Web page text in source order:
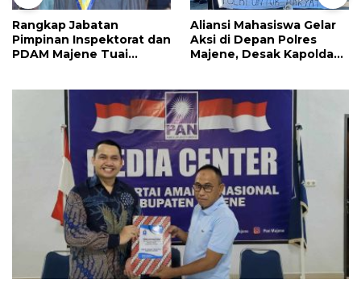
Rangkap Jabatan
Pimpinan Inspektorat dan
PDAM Majene Tuai
Independensi
Pengawasan
Aliansi Mahasiswa Gelar
Aksi di Depan Polres
Majene, Desak Kapolda